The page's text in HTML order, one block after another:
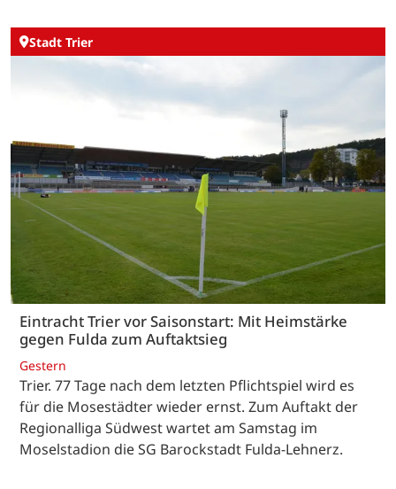
Stadt Trier
Eintracht Trier vor Saisonstart: Mit Heimstärke
gegen Fulda zum Auftaktsieg
Gestern
Trier. 77 Tage nach dem letzten Pflichtspiel wird es
für die Mosestädter wieder ernst. Zum Auftakt der
Regionalliga Südwest wartet am Samstag im
Moselstadion die SG Barockstadt Fulda-Lehnerz.